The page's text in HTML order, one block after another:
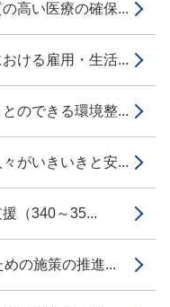
高い医療の確保...
ける雇用・生活...
のできる環境整...
がいきいきと安...
（340～35...
の施策の推進...